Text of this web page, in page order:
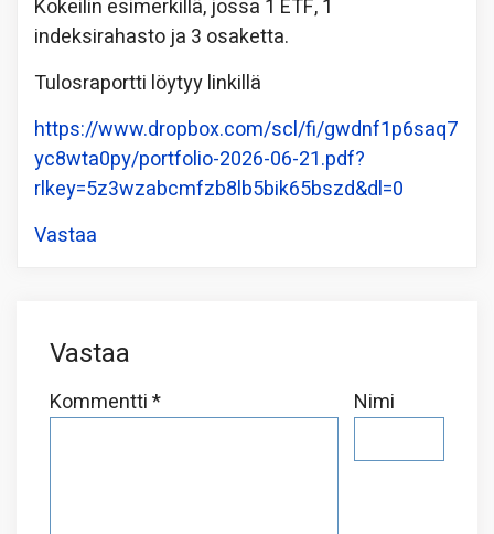
Kokeilin esimerkillä, jossa 1 ETF, 1
indeksirahasto ja 3 osaketta.
Tulosraportti löytyy linkillä
https://www.dropbox.com/scl/fi/gwdnf1p6saq7
yc8wta0py/portfolio-2026-06-21.pdf?
rlkey=5z3wzabcmfzb8lb5bik65bszd&dl=0
Vastaa
Vastaa
Kommentti* Nimi